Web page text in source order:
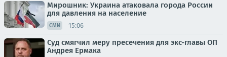
Мирошник: Украина атаковала города России
для давления на население
СМИ 15:06
Суд смягчил меру пресечения для экс-главы ОП
Андрея Ермака